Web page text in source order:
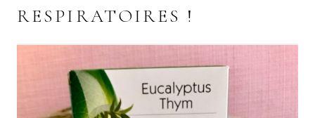
RESPIRATOIRES !